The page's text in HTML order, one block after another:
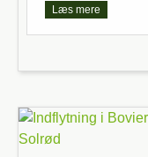
Læs mere